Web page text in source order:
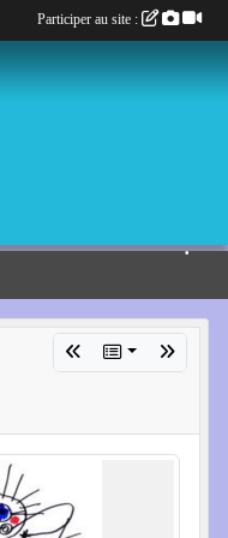
Participer au site :